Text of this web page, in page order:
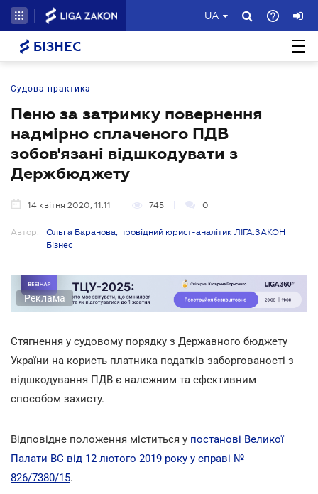
UA
БІЗНЕС
Судова практика
Пеню за затримку повернення
надмірно сплаченого ПДВ
зобов'язані відшкодувати з
Держбюджету
14 квітня 2020, 11:11 745 0
Автор:
Ольга Баранова, провідний юрист-аналітик ЛІГА:ЗАКОН
Бізнес
Реклама
Стягнення у судовому порядку з Державного бюджету
України на користь платника податків заборгованості з
відшкодування ПДВ є належним та ефективним
способом захисту.
Відповідне положення міститься у постанові Великої
Палати ВС від 12 лютого 2019 року у справі №
826/7380/15.